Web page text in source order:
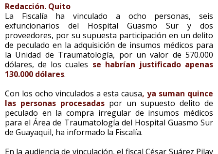
Redacción. Quito
La Fiscalía ha vinculado a ocho personas, seis
exfuncionarios del Hospital Guasmo Sur y dos
proveedores, por su supuesta participación en un delito
de peculado en la adquisición de insumos médicos para
la Unidad de Traumatología, por un valor de 570.000
dólares, de los cuales se habrían justificado apenas
130.000 dólares.
Con los ocho vinculados a esta causa, ya suman quince
las personas procesadas por un supuesto delito de
peculado en la compra irregular de insumos médicos
para el Área de Traumatología del Hospital Guasmo Sur
de Guayaquil, ha informado la Fiscalía.
En la audiencia de vinculación, el fiscal César Suárez Pilay